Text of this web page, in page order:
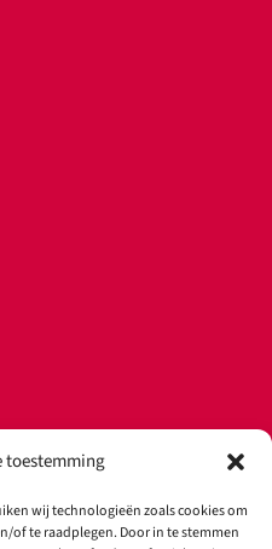
toestemming
wij technologieën zoals cookies om
of te raadplegen. Door in te stemmen